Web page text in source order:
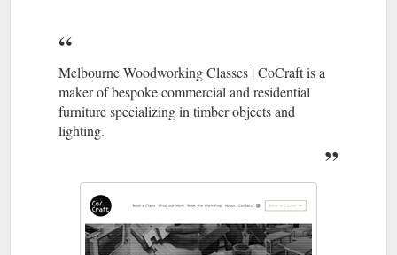
Melbourne Woodworking Classes | CoCraft is a
maker of bespoke commercial and residential
furniture specializing in timber objects and
lighting.